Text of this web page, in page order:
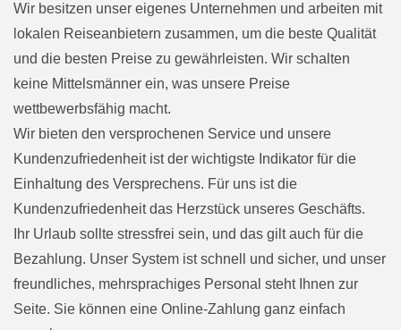
Wir besitzen unser eigenes Unternehmen und arbeiten mit
lokalen Reiseanbietern zusammen, um die beste Qualität
und die besten Preise zu gewährleisten. Wir schalten
keine Mittelsmänner ein, was unsere Preise
wettbewerbsfähig macht.
Wir bieten den versprochenen Service und unsere
Kundenzufriedenheit ist der wichtigste Indikator für die
Einhaltung des Versprechens. Für uns ist die
Kundenzufriedenheit das Herzstück unseres Geschäfts.
Ihr Urlaub sollte stressfrei sein, und das gilt auch für die
Bezahlung. Unser System ist schnell und sicher, und unser
freundliches, mehrsprachiges Personal steht Ihnen zur
Seite. Sie können eine Online-Zahlung ganz einfach